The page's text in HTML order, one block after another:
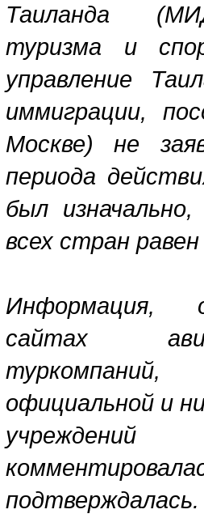
Таиланда
туризма и
управление
иммиграции,
Москве) не
периода
был
всех стран
Информация,
сайтах
официальной и
подтверждалась.